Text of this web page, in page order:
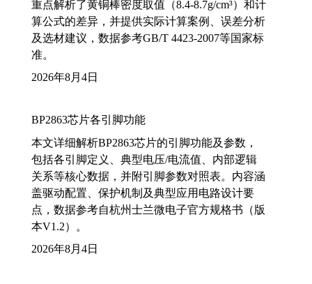
重点解析了黄铜棒密度取值（8.4-8.7g/cm³）和计
算公式的差异，并提供实际计算案例、误差分析
及选材建议，数据参考GB/T 4423-2007等国家标
准。
2026年8月4日
BP2863芯片各引脚功能
本文详细解析BP2863芯片的引脚功能及参数，
包括各引脚定义、典型电压/电流值、内部逻辑
关系等核心数据，并附引脚参数对照表。内容涵
盖驱动配置、保护机制及典型应用电路设计要
点，数据参考自杭州士兰微电子官方规格书（版
本V1.2）。
2026年8月4日